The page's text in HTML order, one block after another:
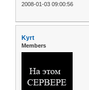
2008-01-03 09:00:56
Kyrt
Members